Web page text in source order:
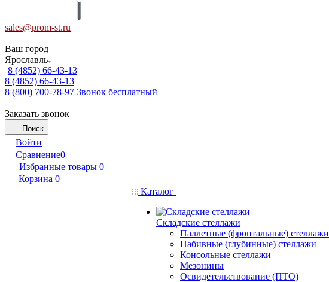
sales@prom-st.ru
Ваш город
Ярославль
8 (4852) 66-43-13
8 (4852) 66-43-13
8 (800) 700-78-97 Звонок бесплатный
Заказать звонок
Поиск
Войти
Сравнение0
Избранные товары 0
Корзина 0
Каталог
Складские стеллажи
Паллетные (фронтальные) стеллажи
Набивные (глубинные) стеллажи
Консольные стеллажи
Мезонины
Освидетельствование (ПТО)